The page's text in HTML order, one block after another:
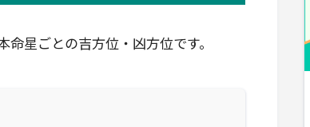
星ごとの吉方位・凶方位です。